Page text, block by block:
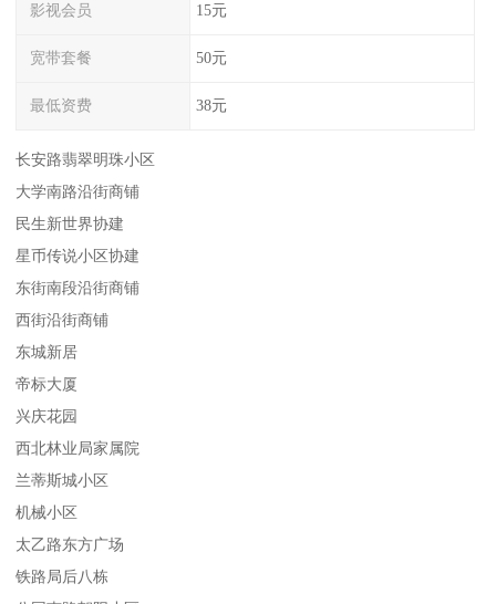
影视会员 15元
宽带套餐 50元
最低资费 38元
长安路翡翠明珠小区
大学南路沿街商铺
民生新世界协建
星币传说小区协建
东街南段沿街商铺
西街沿街商铺
东城新居
帝标大厦
兴庆花园
西北林业局家属院
兰蒂斯城小区
机械小区
太乙路东方广场
铁路局后八栋